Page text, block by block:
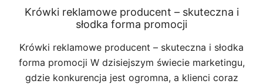
Krówki reklamowe producent – skuteczna i
słodka forma promocji
Krówki reklamowe producent – skuteczna i słodka
forma promocji W dzisiejszym świecie marketingu,
gdzie konkurencja jest ogromna, a klienci coraz